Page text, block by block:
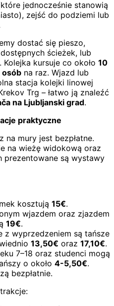
jednocześnie stanowią
zejść do podziemi lub
dostać się pieszo,
ścieżek, lub
kursuje co około 10
osób na raz. Wjazd lub
stacja kolejki linowej
Trg – łatwo ją znaleźć
na Ljubljanski grad.
praktyczne
na mury jest bezpłatne.
na wieżę widokową oraz
prezentowane są wystawy
kosztują 15€.
wjazdem oraz zjazdem
19€.
z wyprzedzeniem są tańsze
13,50€ oraz 17,10€.
7–18 oraz studenci mogą
o około 4-5,50€.
bezpłatnie.